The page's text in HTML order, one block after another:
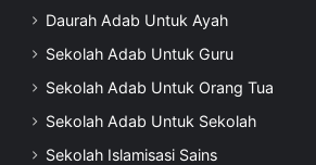
Daurah Adab Untuk Ayah
Sekolah Adab Untuk Guru
Sekolah Adab Untuk Orang Tua
Sekolah Adab Untuk Sekolah
Sekolah Islamisasi Sains